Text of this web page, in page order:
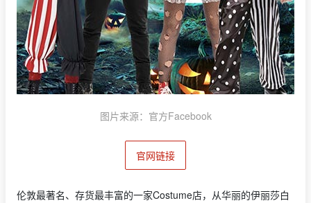
图片来源：官方Facebook
官网链接
伦敦最著名、存货最丰富的一家Costume店，从华丽的伊丽莎白